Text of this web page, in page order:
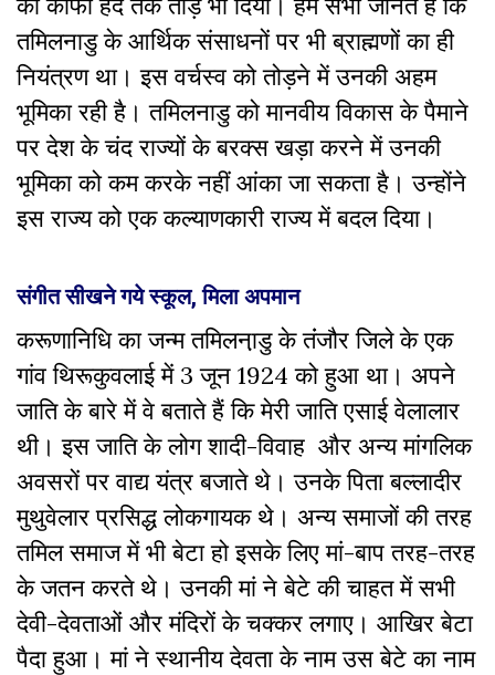
तमिलनाडु के आर्थिक संसाधनों पर भी ब्राह्मणों का ही
नियंत्रण था। इस वर्चस्व को तोड़ने में उनकी अहम
भूमिका रही है। तमिलनाडु को मानवीय विकास के पैमाने
पर देश के चंद राज्यों के बरक्स खड़ा करने में उनकी
भूमिका को कम करके नहीं आंका जा सकता है। उन्होंने
इस राज्य को एक कल्याणकारी राज्य में बदल दिया।
संगीत सीखने गये स्कूल, मिला अपमान
करूणानिधि का जन्म तमिलना़डु के तंंजौर जिले के एक
गांव थिरूकुवलाई में 3 जून 1924 को हुआ था। अपने
जाति के बारे में वे बताते हैं कि मेरी जाति एसाई वेलालार
थी। इस जाति के लोग शादी-विवाह और अन्य मांगलिक
अवसरों पर वाद्य यंत्र बजाते थे। उनके पिता बल्लादीर
मुथुवेलार प्रसिद्ध लोकगायक थे। अन्य समाजों की तरह
तमिल समाज में भी बेटा हो इसके लिए मां-बाप तरह-तरह
के जतन करते थे। उनकी मां ने बेटे की चाहत में सभी
देवी-देवताओं और मंदिरों के चक्कर लगाए। आखिर बेटा
पैदा हुआ। मां ने स्थानीय देवता के नाम उस बेटे का नाम